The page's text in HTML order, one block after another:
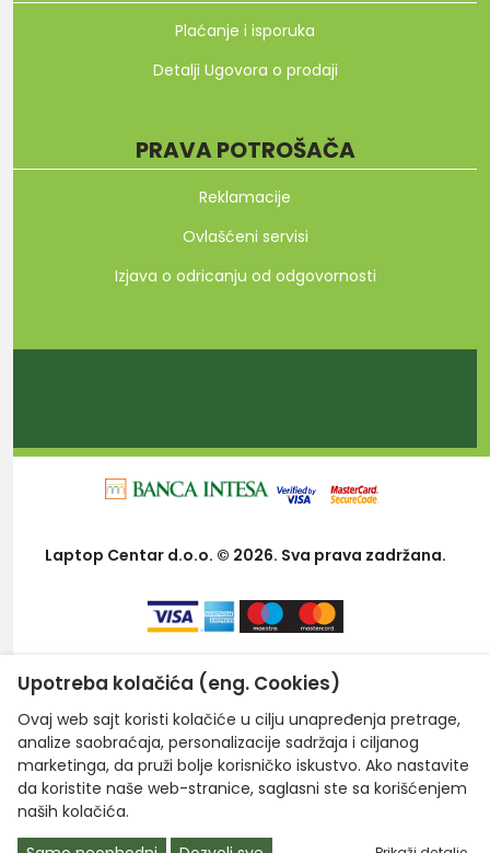
Plaćanje i isporuka
Detalji Ugovora o prodaji
PRAVA POTROŠAČA
Reklamacije
Ovlašćeni servisi
Izjava o odricanju od odgovornosti
Laptop Centar d.o.o. © 2026. Sva prava zadržana.
Upotreba kolačića (eng. Cookies)
Ovaj web sajt koristi kolačiće u cilju unapređenja pretrage,
analize saobraćaja, personalizacije sadržaja i ciljanog
marketinga, da pruži bolje korisničko iskustvo. Ako nastavite
da koristite naše web-stranice, saglasni ste sa korišćenjem
naših kolačića.